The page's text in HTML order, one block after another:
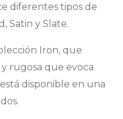
diferentes tipos de
Satin y Slate.
Iron, que
rugosa que evoca
disponible en una